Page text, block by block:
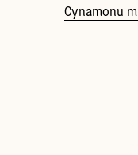
Cynamonu